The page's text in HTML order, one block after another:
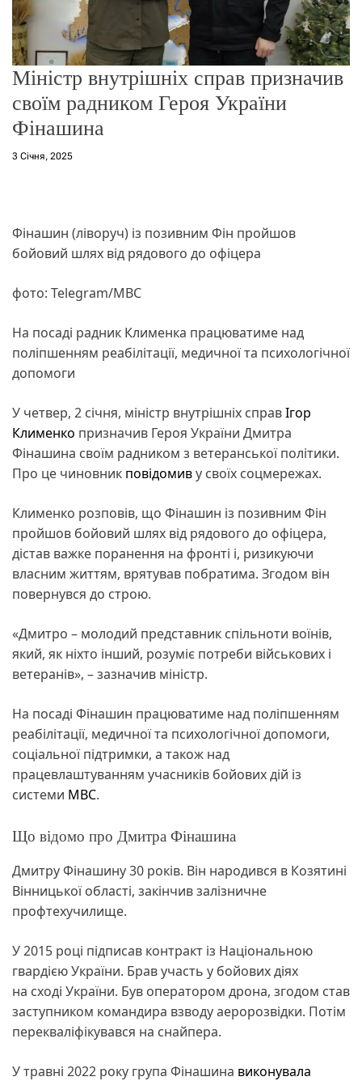
Міністр внутрішніх справ призначив
своїм радником Героя України
Фінашина
3 Січня, 2025
Фінашин (ліворуч) із позивним Фін пройшов
бойовий шлях від рядового до офіцера
фото: Telegram/МВС
На посаді радник Клименка працюватиме над
поліпшенням реабілітації, медичної та психологічної
допомоги
У четвер, 2 січня, міністр внутрішніх справІгор
Клименко призначив Героя України Дмитра
Фінашина своїм радником з ветеранської політики.
Про це чиновник повідомиву своїх соцмережах.
Клименко розповів, що Фінашин із позивним Фін
пройшов бойовий шлях від рядового до офіцера,
дістав важке поранення на фронті і, ризикуючи
власним життям, врятував побратима. Згодом він
повернувся до строю.
«Дмитро – молодий представник спільноти воїнів,
який, як ніхто інший, розуміє потреби військових і
ветеранів», – зазначив міністр.
На посаді Фінашин працюватиме над поліпшенням
реабілітації, медичної та психологічної допомоги,
соціальної підтримки, а також над
працевлаштуванням учасників бойових дій із
системи МВС.
Що відомо про Дмитра Фінашина
Дмитру Фінашину 30 років. Він народився в Козятині
Вінницької області, закінчив залізничне
профтехучилище.
У 2015 році підписав контракт із Національною
гвардією України. Брав участь у бойових діях
на сході України. Був оператором дрона, згодом став
заступником командира взводу аеророзвідки. Потім
перекваліфікувався на снайпера.
У травні 2022 року група Фінашина виконувала